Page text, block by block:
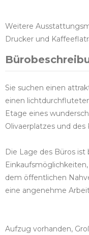
Weitere
Drucker und
Sie suchen einen
einen
Etage eines
Olivaerplatzes und
Die Lage des Büros
dem öffentlichen
eine angenehme
Aufzug vorhanden,